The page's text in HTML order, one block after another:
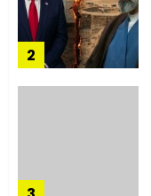
2